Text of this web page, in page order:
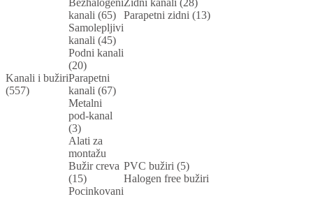
Kanali i bužiri
(557)
Bezhalogeni
kanali (65)
Zidni kanali (28)
Parapetni zidni (13)
Samolepljivi
kanali (45)
Podni kanali
(20)
Parapetni
kanali (67)
Metalni
pod-kanal
(3)
Alati za
montažu
Bužir creva
(15)
PVC bužiri (5)
Halogen free bužiri
Pocinkovani